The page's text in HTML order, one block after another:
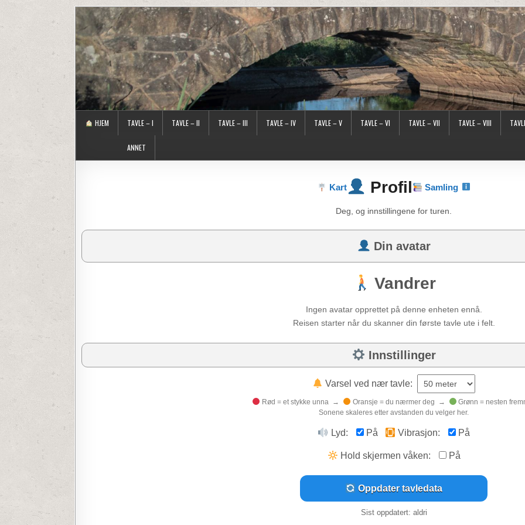
HJEM TAVLE – I TAVLE – II TAVLE – III TAVLE – IV TAVLE – V TAVLE – VI TAVLE – VII TAVLE – VIII
ANNET
Kart Profil Samling
Deg, og innstillingene for turen.
Din avatar
Vandrer
Ingen avatar opprettet på denne enheten ennå.
Reisen starter når du skanner din første tavle ute i felt.
Innstillinger
Varsel ved nær tavle:
Rød = et stykke unna → Oransje = du nærmer deg →
Grønn = nesten
Sonene skaleres etter avstanden du velger her.
Lyd: På Vibrasjon: På
Hold skjermen våken: På
Oppdater tavledata
Sist oppdatert: aldri